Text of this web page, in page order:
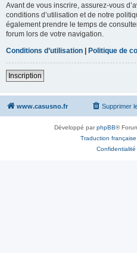
Avant de vous inscrire, assurez-vous
conditions d’utilisation et de notre
également prendre le temps de
forum lors de votre navigation.
Conditions d’utilisation | Politique de
Inscription
www.casusno.fr Supprimer
Développé parphpBB®
Traduction
Confidentialité